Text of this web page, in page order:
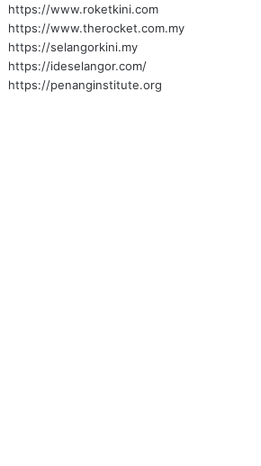
https://www.roketkini.com
https://www.therocket.com.my
https://selangorkini.my
https://ideselangor.com/
https://penanginstitute.org